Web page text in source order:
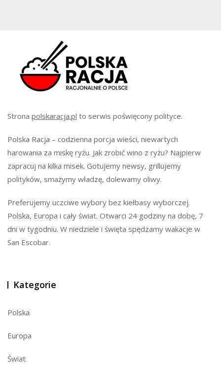
Strona polskaracja.pl to serwis poświęcony polityce.
Polska Racja – codzienna porcja wieści, niewartych
harowania za miskę ryżu. Jak zrobić wino z ryżu? Najpierw
zapracuj na kilka misek. Gotujemy newsy, grillujemy
polityków, smażymy władzę, dolewamy oliwy.
Preferujemy uczciwe wybory bez kiełbasy wyborczej.
Polska, Europa i cały świat. Otwarci 24 godziny na dobę, 7
dni w tygodniu. W niedziele i święta spędzamy wakacje w
San Escobar.
Kategorie
Polska
Europa
Świat